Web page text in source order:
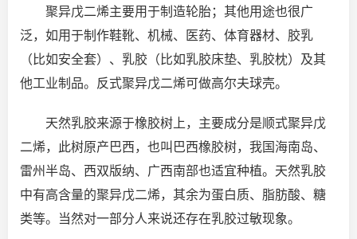
聚异戊二烯主要用于制造轮胎；其他用途也很广
泛，如用于制作鞋靴、机械、医药、体育器材、胶乳
（比如安全套）、乳胶（比如乳胶床垫、乳胶枕）及其
他工业制品。反式聚异戊二烯可做高尔夫球壳。
天然乳胶来源于橡胶树上，主要成分是顺式聚异戊
二烯，此树原产巴西，也叫巴西橡胶树，我国海南岛、
雷州半岛、西双版纳、广西南部也适宜种植。天然乳胶
中有高含量的聚异戊二烯，其余为蛋白质、脂肪酸、糖
类等。当然对一部分人来说还存在乳胶过敏现象。